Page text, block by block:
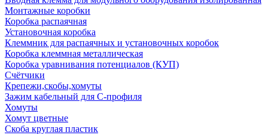
Монтажные коробки
Коробка распаячная
Установочная коробка
Клеммник для распаячных и установочных коробок
Коробка клеммная металлическая
Коробка уравнивания потенциалов (КУП)
Счётчики
Крепежи,скобы,хомуты
Зажим кабельный для С-профиля
Хомуты
Хомут цветные
Скоба круглая пластик